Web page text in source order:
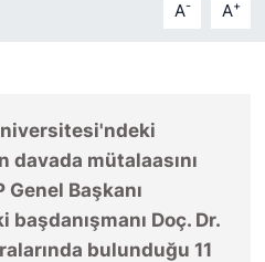
A- A+
davada mütalaasını
Genel Başkanı
başdanışmanı Doç. Dr.
bulunduğu 11